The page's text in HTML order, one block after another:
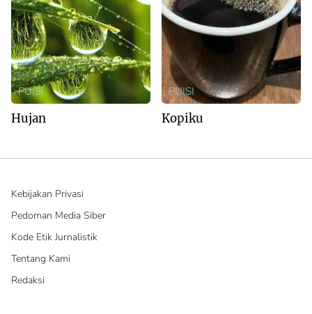
PUISI
Hujan
PUISI
Kopiku
Kebijakan Privasi
Pedoman Media Siber
Kode Etik Jurnalistik
Tentang Kami
Redaksi